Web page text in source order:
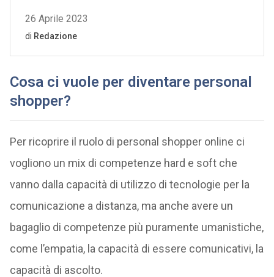
Cosa ci vuole per diventare personal
shopper?
Per ricoprire il ruolo di personal shopper online ci
vogliono un mix di competenze hard e soft che
vanno dalla capacità di utilizzo di tecnologie per la
comunicazione a distanza, ma anche avere un
bagaglio di competenze più puramente umanistiche,
come l’empatia, la capacità di essere comunicativi, la
capacità di ascolto.